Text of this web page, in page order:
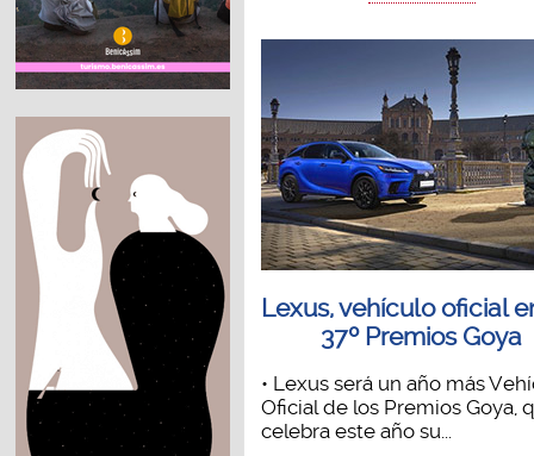
Lexus, vehículo oficial
37º Premios Goya
• Lexus será un año más
Oficial de los Premios Goya,
celebra este año su...